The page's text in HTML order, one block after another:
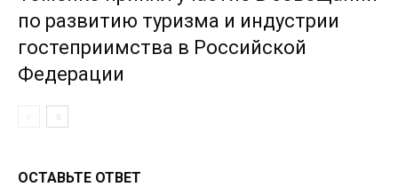
по развитию туризма и индустрии
гостеприимства в Российской
Федерации
ОСТАВЬТЕ ОТВЕТ